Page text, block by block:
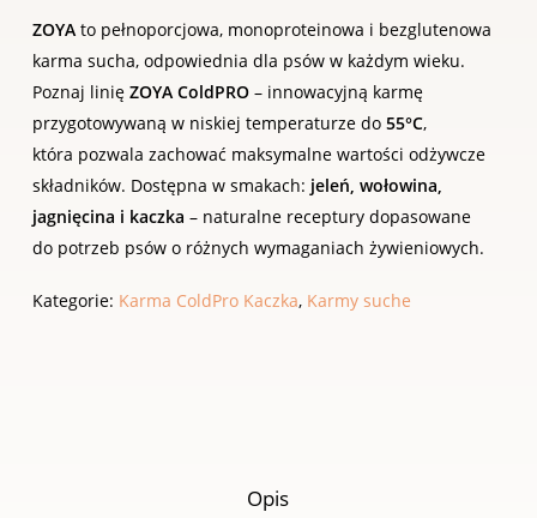
ZOYAto pełnoporcjowa, monoproteinowa i bezglutenowa
karma sucha, odpowiednia dla psów w każdym wieku.
Poznaj linię ZOYA ColdPRO– innowacyjną karmę
przygotowywaną w niskiej temperaturze do 55°C,
która pozwala zachować maksymalne wartości odżywcze
składników. Dostępna w smakach: jeleń, wołowina,
jagnięcina i kaczka – naturalne receptury dopasowane
do potrzeb psów o różnych wymaganiach żywieniowych.
Kategorie: Karma ColdPro Kaczka, Karmy suche
Opis